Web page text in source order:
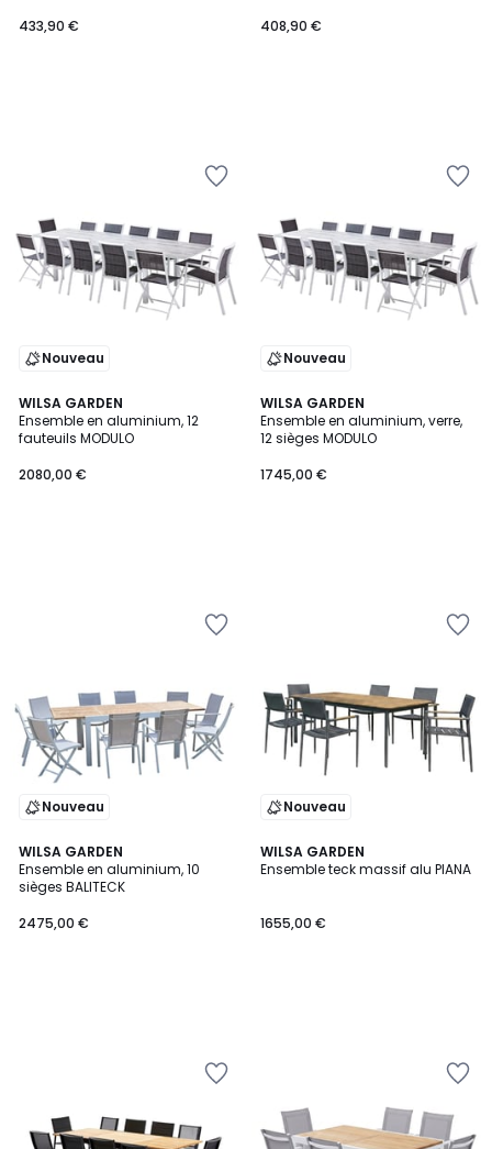
433,90 €
408,90 €
Nouveau
WILSA GARDEN
Ensemble en aluminium, 12
fauteuils MODULO
2080,00 €
Nouveau
WILSA GARDEN
Ensemble en aluminium, verre,
12 sièges MODULO
1745,00 €
Nouveau
WILSA GARDEN
Ensemble en aluminium, 10
sièges BALITECK
2475,00 €
Nouveau
WILSA GARDEN
Ensemble teck massif alu PIANA
1655,00 €